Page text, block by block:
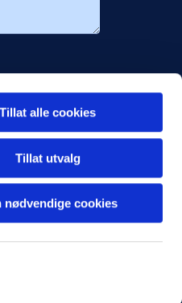
Tillat alle cookies
Tillat utvalg
nødvendige cookies
til kontakt *
hCaptcha